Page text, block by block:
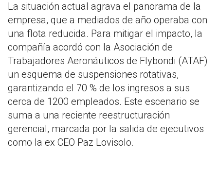
La situación actual agrava el panorama de la
empresa, que a mediados de año operaba con
una flota reducida. Para mitigar el impacto, la
compañía acordó con la Asociación de
Trabajadores Aeronáuticos de Flybondi (ATAF)
un esquema de suspensiones rotativas,
garantizando el 70 % de los ingresos a sus
cerca de 1200 empleados. Este escenario se
suma a una reciente reestructuración
gerencial, marcada por la salida de ejecutivos
como la ex CEO Paz Lovisolo.